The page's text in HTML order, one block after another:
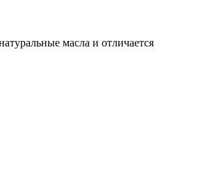
масла и отличается